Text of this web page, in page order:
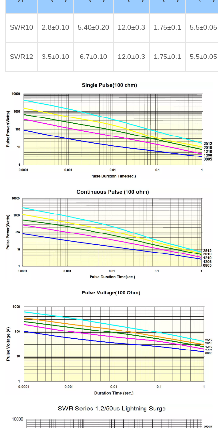
SWR10 2.8±0.10 5.40±0.20 12.0±0.3 1.75±0.1 5.5±0.05
SWR12 3.5±0.10 6.7±0.10 12.0±0.3 1.75±0.1 5.5±0.05